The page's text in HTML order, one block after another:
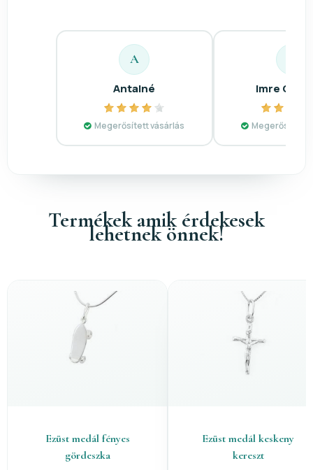
A
Antalné
Megerősített vásárlás
Imre
Megerősített
Termékek amik érdekesek
lehetnek önnek!
Ezüst medál fényes
gördeszka
Ezüst medál keskeny
kereszt